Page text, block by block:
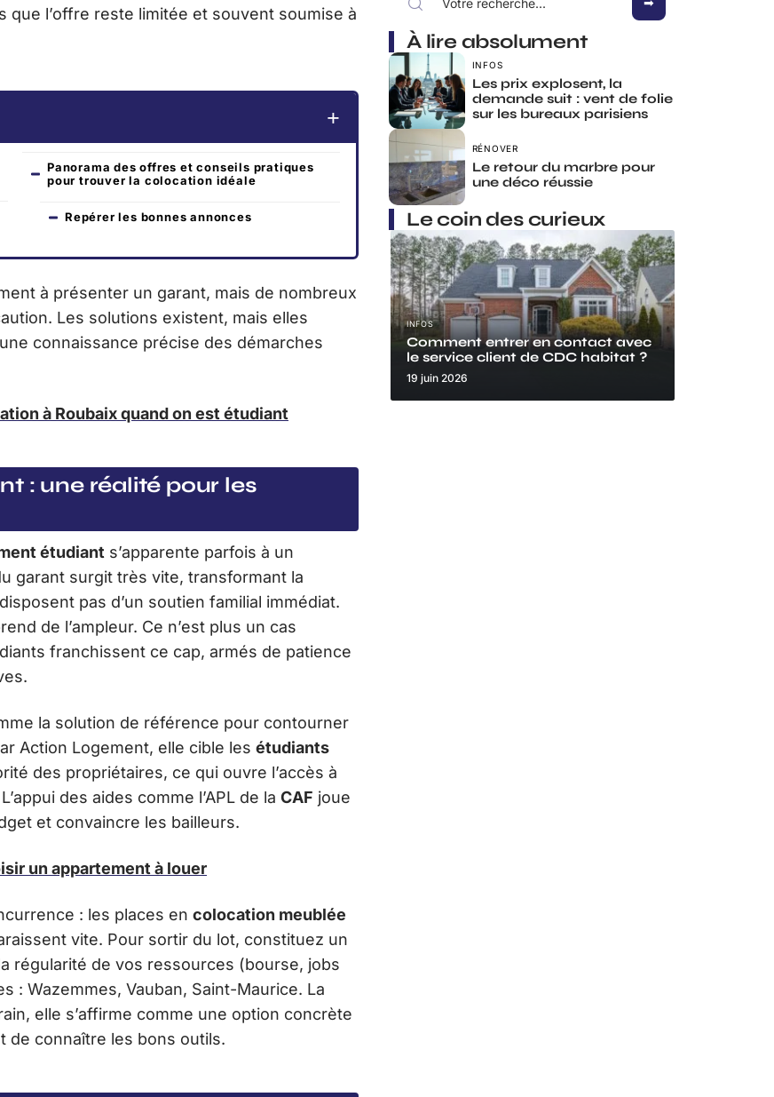
l’offre reste limitée et souvent soumise à
Panorama des offres et conseils pratiques
pour trouver la colocation idéale
Repérer les bonnes annonces
à présenter un garant, mais de nombreux
Les solutions existent, mais elles
connaissance précise des démarches
à Roubaix quand on est étudiant
: une réalité pour les
étudiant s’apparente parfois à un
garant surgit très vite, transformant la
pas d’un soutien familial immédiat.
de l’ampleur. Ce n’est plus un cas
franchissent ce cap, armés de patience
la solution de référence pour contourner
Action Logement, elle cible les étudiants
des propriétaires, ce qui ouvre l’accès à
des aides comme l’APL de la CAF joue
et convaincre les bailleurs.
un appartement à louer
: les places en colocation meublée
vite. Pour sortir du lot, constituez un
régularité de vos ressources (bourse, jobs
: Wazemmes, Vauban, Saint-Maurice. La
elle s’affirme comme une option concrète
de connaître les bons outils.
À lire absolument
INFOS
Les prix explosent, la
demande suit : vent de folie
sur les bureaux parisiens
RÉNOVER
Le retour du marbre pour
une déco réussie
Le coin des curieux
INFOS
Comment entrer en contact avec
le service client de CDC habitat ?
19 juin 2026